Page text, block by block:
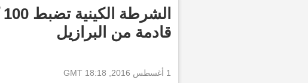
قادمة من البرازيل
1 أغسطس 2016, 18:18 GMT